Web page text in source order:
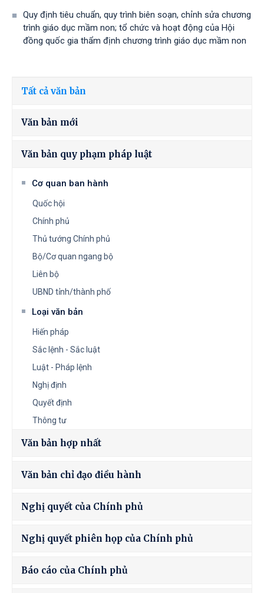
Quy định tiêu chuẩn, quy trình biên soạn, chỉnh sửa chương
trình giáo dục mầm non; tổ chức và hoạt động của Hội
đồng quốc gia thẩm định chương trình giáo dục mầm non
Tất cả văn bản
Văn bản mới
Văn bản quy phạm pháp luật
Cơ quan ban hành
Quốc hội
Chính phủ
Thủ tướng Chính phủ
Bộ/Cơ quan ngang bộ
Liên bộ
UBND tỉnh/thành phố
Loại văn bản
Hiến pháp
Sắc lệnh - Sắc luật
Luật - Pháp lệnh
Nghị định
Quyết định
Thông tư
Văn bản hợp nhất
Văn bản chỉ đạo điều hành
Nghị quyết của Chính phủ
Nghị quyết phiên họp của Chính phủ
Báo cáo của Chính phủ